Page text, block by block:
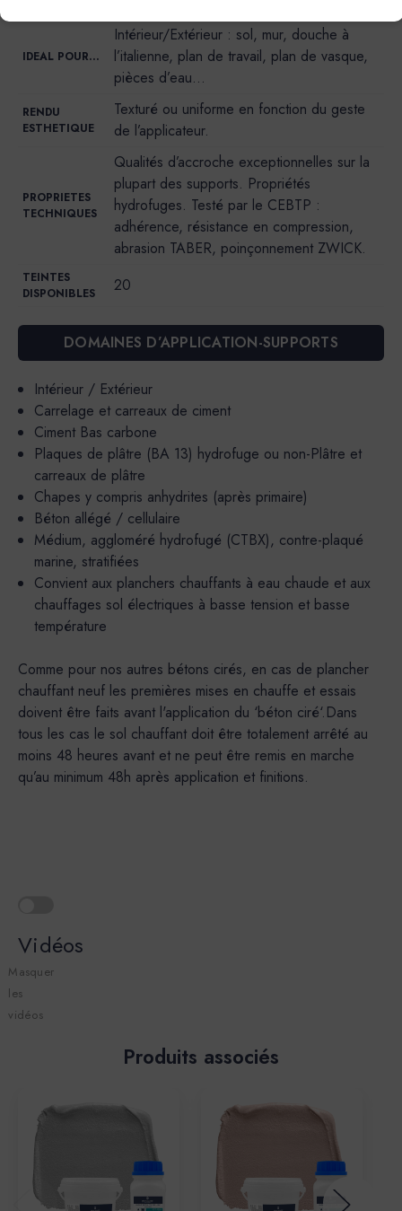
IDEAL POUR…
Intérieur/Extérieur : sol, mur, douche à
l’italienne, plan de travail, plan de vasque,
pièces d’eau…
RENDU
ESTHETIQUE
Texturé ou uniforme en fonction du geste
de l’applicateur.
PROPRIETES
TECHNIQUES
Qualités d’accroche exceptionnelles sur la
plupart des supports. Propriétés
hydrofuges. Testé par le CEBTP :
adhérence, résistance en compression,
abrasion TABER, poinçonnement ZWICK.
TEINTES
DISPONIBLES
20
DOMAINES D’APPLICATION-SUPPORTS
Intérieur / Extérieur
Carrelage et carreaux de ciment
Ciment Bas carbone
Plaques de plâtre (BA 13) hydrofuge ou non-Plâtre et
carreaux de plâtre
Chapes y compris anhydrites (après primaire)
Béton allégé / cellulaire
Médium, aggloméré hydrofugé (CTBX), contre-plaqué
marine, stratifiées
Convient aux planchers chauffants à eau chaude et aux
chauffages sol électriques à basse tension et basse
température
Comme pour nos autres bétons cirés, en cas de plancher
chauffant neuf les premières mises en chauffe et essais
doivent être faits avant l'application du ‘béton ciré‘.Dans
tous les cas le sol chauffant doit être totalement arrêté au
moins 48 heures avant et ne peut être remis en marche
qu’au minimum 48h après application et finitions.
Vidéos
Masquer
les
vidéos
Produits associés